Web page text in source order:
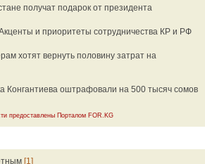
получат подарок от президента
и приоритеты сотрудничества КР и РФ
хотят вернуть половину затрат на
Конгантиева оштрафовали на 500 тысяч сомов
предоставлены Порталом FOR.KG
[1]